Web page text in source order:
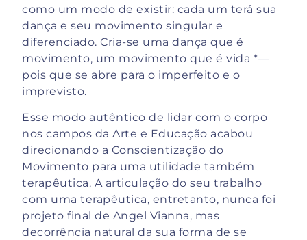
como um modo de existir: cada um terá sua
dança e seu movimento singular e
diferenciado. Cria-se uma dança que é
movimento, um movimento que é vida *—
pois que se abre para o imperfeito e o
imprevisto.
Esse modo autêntico de lidar com o corpo
nos campos da Arte e Educação acabou
direcionando a Conscientização do
Movimento para uma utilidade também
terapêutica. A articulação do seu trabalho
com uma terapêutica, entretanto, nunca foi
projeto final de Angel Vianna, mas
decorrência natural da sua forma de se